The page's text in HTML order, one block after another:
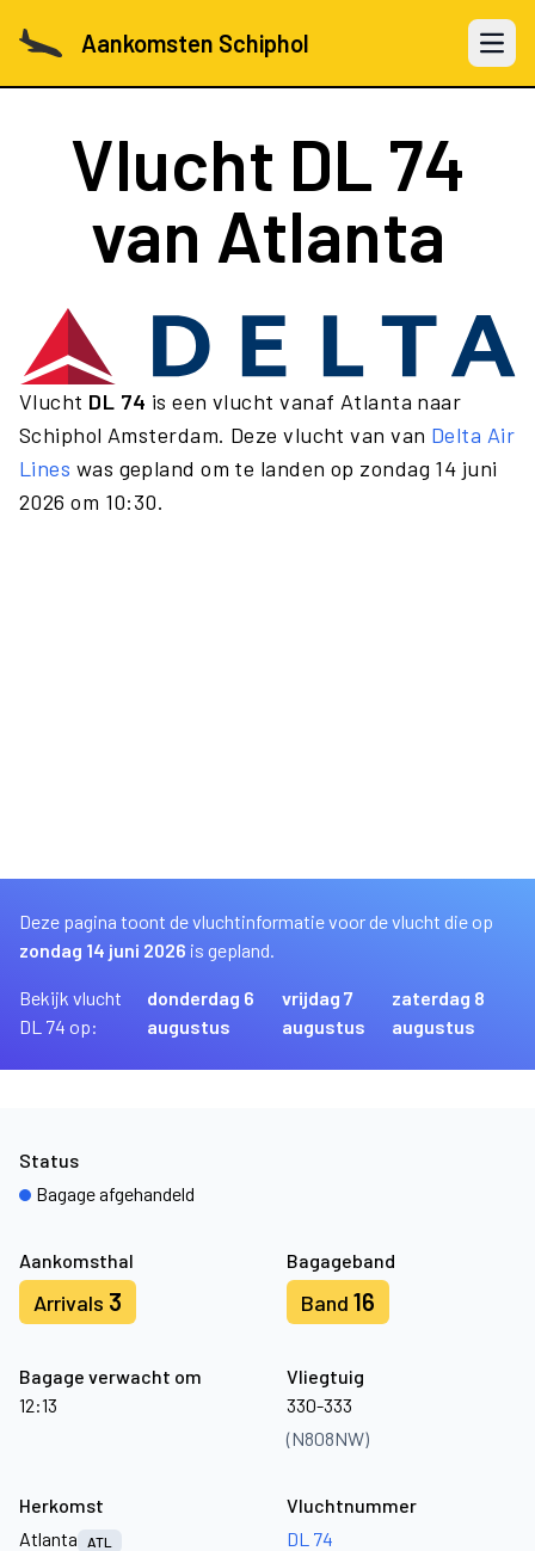
Aankomsten Schiphol Open
Vlucht DL 74
van Atlanta
Vlucht DL 74 is een vlucht vanaf Atlanta naar
Schiphol Amsterdam. Deze vlucht van van Delta Air
Lines was gepland om te landen op zondag 14 juni
2026 om 10:30.
Deze pagina toont de vluchtinformatie voor de vlucht die op
zondag 14 juni 2026 is gepland.
Bekijk vlucht
DL 74 op:
donderdag 6
augustus
vrijdag 7
augustus
zaterdag 8
augustus
Aankomsthal
Arrivals 3
Bagageband
Band 16
Bagage verwacht om
12:13
Vliegtuig
330-333
(N808NW)
Status
Bagage afgehandeld
Herkomst
Atlanta
ATL
Vluchtnummer
DL 74